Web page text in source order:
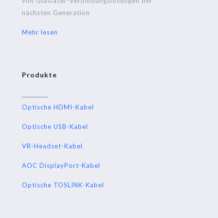
nächsten Generation
Mehr lesen
Produkte
Optische HDMI-Kabel
Optische USB-Kabel
VR-Headset-Kabel
AOC DisplayPort-Kabel
Optische TOSLINK-Kabel